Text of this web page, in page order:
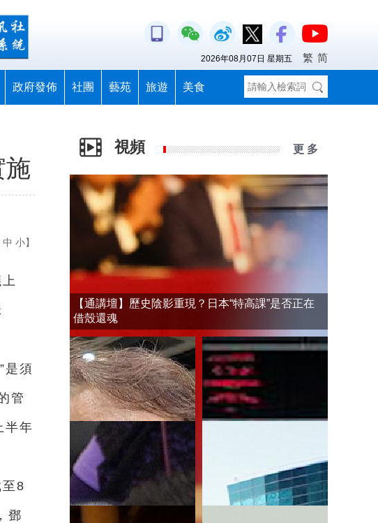
政府發佈 社團 藝苑 旅遊 美食
2026年08月07日 星期五 繁 简
中 小】
是須
管
半年
8
鄧
視頻 更 多
【通講壇】歷史陰影重現？日本“特高課”是否正在
借殼還魂